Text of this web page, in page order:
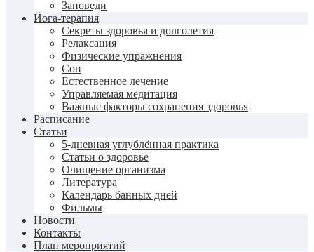
Заповеди
Йога-терапия
Секреты здоровья и долголетия
Релаксация
Физические упражнения
Сон
Естественное лечение
Управляемая медитация
Важные факторы сохранения здоровья
Расписание
Статьи
5-дневная углублённая практика
Статьи о здоровье
Очищение организма
Литература
Календарь банных дней
Фильмы
Новости
Контакты
План мероприятий